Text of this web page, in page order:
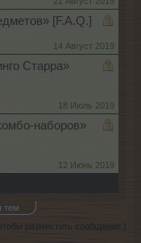
[F.A.Q.]
14 Август 2019
Старра»
18 Июль 2019
наборов»
12 Июнь 2019
тем
разместить сообщение.)